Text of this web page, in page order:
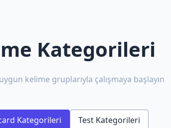
Kategorileri
kelime gruplarıyla çalışmaya başlayın
Kategorileri Test Kategorileri